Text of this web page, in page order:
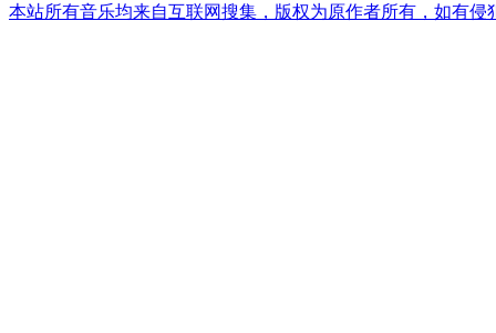
本站所有音乐均来自互联网搜集，版权为原作者所有，如有侵